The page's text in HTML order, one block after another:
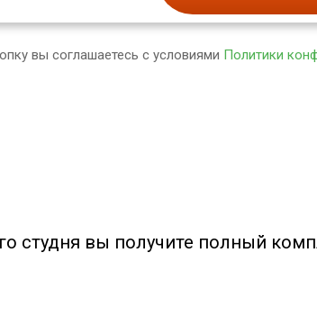
вы соглашаетесь с условиями Политики
студня вы получите полный